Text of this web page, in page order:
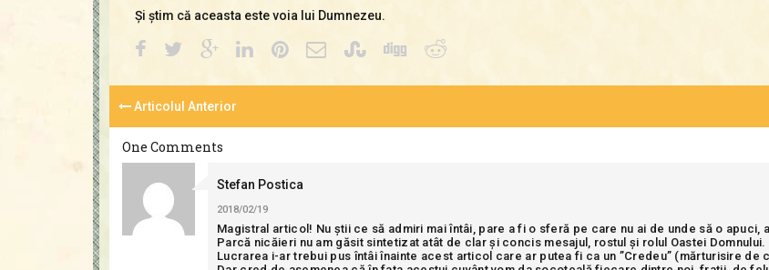
Şi ştim că aceasta este voia lui Dumnezeu.
Articolul Anterior
One Comments
Stefan Postica
2018/02/19
Magistral articol! Nu știi ce să admiri mai întâi, pare a fi o sferă pe care nu ai de unde să o
Parcă nicăieri nu am găsit sintetizat atât de clar și concis mesajul, rostul și rolul Oastei
Lucrarea i-ar trebui pus întâi înainte acest articol care ar putea fi ca un ”Credeu” (mărturisire de